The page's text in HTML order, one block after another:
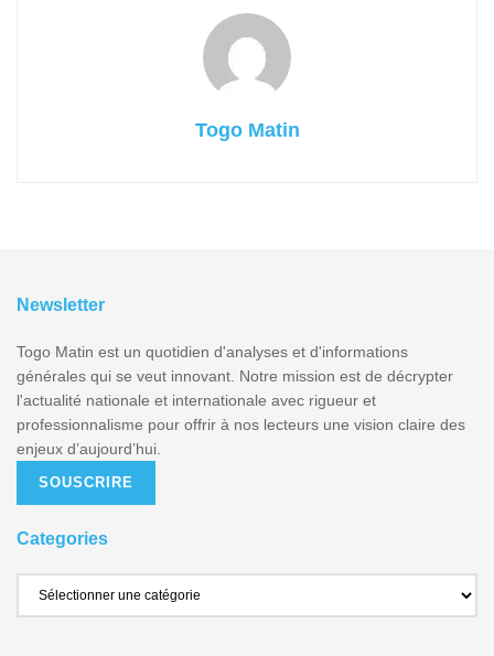
Togo Matin
Newsletter
Togo Matin est un quotidien d'analyses et d'informations
générales qui se veut innovant. Notre mission est de décrypter
l'actualité nationale et internationale avec rigueur et
professionnalisme pour offrir à nos lecteurs une vision claire des
enjeux d’aujourd’hui.
SOUSCRIRE
Categories